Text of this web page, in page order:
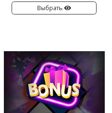
Выбрать